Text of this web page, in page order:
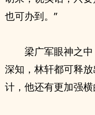
也可办到。”
梁广军眼神之
深知，林轩都可释
计，他还有更加强横